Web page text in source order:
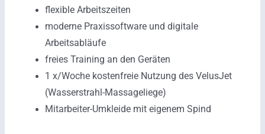
flexible Arbeitszeiten
moderne Praxissoftware und digitale
Arbeitsabläufe
freies Training an den Geräten
1 x/Woche kostenfreie Nutzung des VelusJet
(Wasserstrahl-Massageliege)
Mitarbeiter-Umkleide mit eigenem Spind